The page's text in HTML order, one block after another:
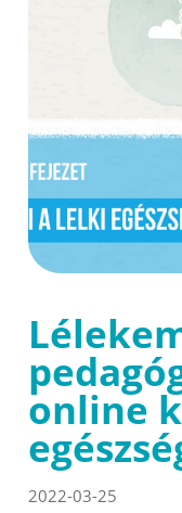
online
2022-03-25